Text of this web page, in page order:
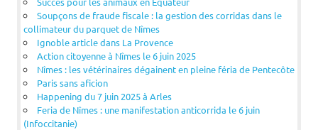
Soupçons de fraude fiscale : la gestion des corridas dans le
collimateur du parquet de Nîmes
Ignoble article dans La Provence
Action citoyenne à Nîmes le 6 juin 2025
Nîmes : les vétérinaires dégainent en pleine féria de Pentecôte
Paris sans aficion
Happening du 7 juin 2025 à Arles
Feria de Nîmes : une manifestation anticorrida le 6 juin
(Infoccitanie)